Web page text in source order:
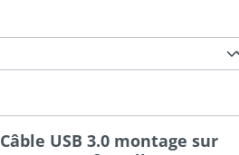
Câble USB 3.0 montage sur